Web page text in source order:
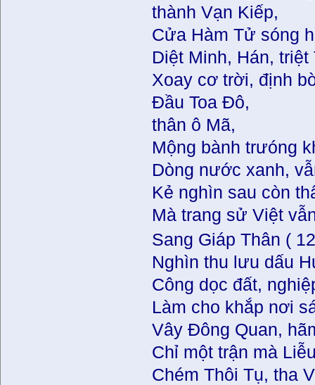
thành Vạn Kiếp,
Cửa Hàm Tử sóng
Diệt Minh, Hán,
Xoay cơ trời, định
Đầu Toa Đô,
thân ô Mã,
Mộng bành trưóng
Dòng nước xanh,
Kẻ nghìn sau còn
Mà trang sử Việt
Sang Giáp Thân (
Nghìn thu lưu dấu
Công dọc đất,
Làm cho khắp nơi
Vây Đông Quan,
Chỉ một trận mà
Chém Thôi Tụ, tha